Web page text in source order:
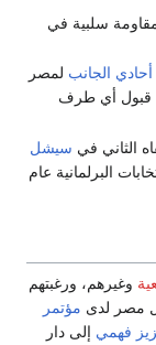
سلبية في
أحادي الجانب لمصر
عدم قبول أي طرف
الثاني في سيشل
البرلمانية عام
وغيرهم، ورغبتهم
مصر لدى مؤتمر
فهمي إلى دار